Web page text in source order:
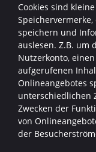
Cookies sind
speichern und
auslesen. Z.B. um
Nutzerkonto,
aufgerufenen
Onlineangebotes
unterschiedlichen
Zwecken der
von
der